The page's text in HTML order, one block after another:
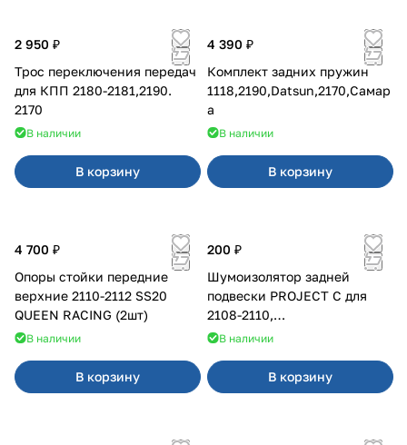
2 950 ₽
Трос переключения передач
для КПП 2180-2181,2190.
2170
В наличии
В корзину
4 390 ₽
Комплект задних пружин
1118,2190,Datsun,2170,Самар
а
В наличии
В корзину
4 700 ₽
Опоры стойки передние
верхние 2110-2112 SS20
QUEEN RACING (2шт)
В наличии
В корзину
200 ₽
Шумоизолятор задней
подвески PROJECT C для
2108-2110,
Приора,Калина,Гранта
В наличии
В корзину